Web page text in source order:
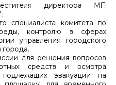
директора МП
специалиста комитета по
контролю в сферах
управления городского
города.
для решения вопросов
средств и осмотра
эвакуации на